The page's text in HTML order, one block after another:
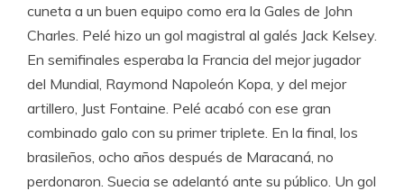
cuneta a un buen equipo como era la Gales de John
Charles. Pelé hizo un gol magistral al galés Jack Kelsey.
En semifinales esperaba la Francia del mejor jugador
del Mundial, Raymond Napoleón Kopa, y del mejor
artillero, Just Fontaine. Pelé acabó con ese gran
combinado galo con su primer triplete. En la final, los
brasileños, ocho años después de Maracaná, no
perdonaron. Suecia se adelantó ante su público. Un gol